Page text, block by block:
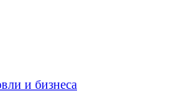
и бизнеса